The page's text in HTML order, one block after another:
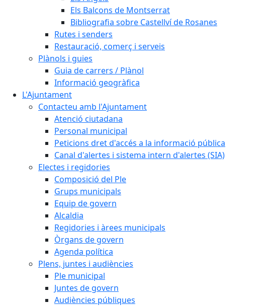
Els Balcons de Montserrat
Bibliografia sobre Castellví de Rosanes
Rutes i senders
Restauració, comerç i serveis
Plànols i guies
Guia de carrers / Plànol
Informació geogràfica
L'Ajuntament
Contacteu amb l'Ajuntament
Atenció ciutadana
Personal municipal
Peticions dret d'accés a la informació pública
Canal d'alertes i sistema intern d'alertes (SIA)
Electes i regidories
Composició del Ple
Grups municipals
Equip de govern
Alcaldia
Regidories i àrees municipals
Òrgans de govern
Agenda política
Plens, juntes i audiències
Ple municipal
Juntes de govern
Audiències públiques